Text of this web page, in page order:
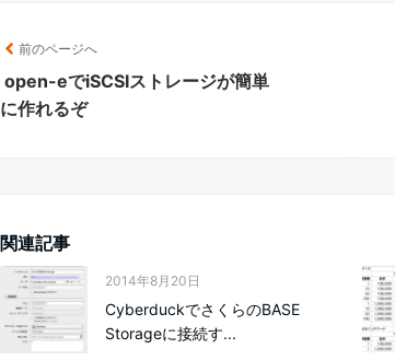
前のページへ
open-eでiSCSIストレージが簡単
に作れるぞ
関連記事
2014年8月20日
CyberduckでさくらのBASE
Storageに接続す...